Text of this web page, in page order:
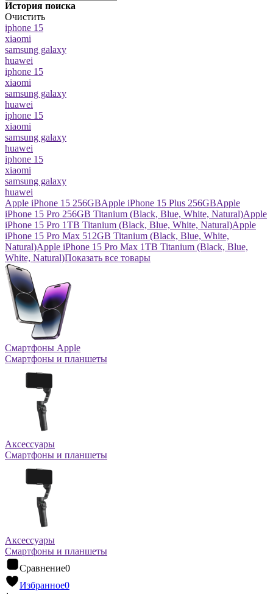
История поиска
Очистить
iphone 15
xiaomi
samsung galaxy
huawei
iphone 15
xiaomi
samsung galaxy
huawei
iphone 15
xiaomi
samsung galaxy
huawei
iphone 15
xiaomi
samsung galaxy
huawei
Apple iPhone 15 256GBApple iPhone 15 Plus 256GBApple
iPhone 15 Pro 256GB Titanium (Black, Blue, White, Natural)Apple
iPhone 15 Pro 1TB Titanium (Black, Blue, White, Natural)Apple
iPhone 15 Pro Max 512GB Titanium (Black, Blue, White,
Natural)Apple iPhone 15 Pro Max 1TB Titanium (Black, Blue,
White, Natural)Показать все товары
Смартфоны Apple
Смартфоны и планшеты
Аксессуары
Смартфоны и планшеты
Аксессуары
Смартфоны и планшеты
Сравнение0
Избранное0